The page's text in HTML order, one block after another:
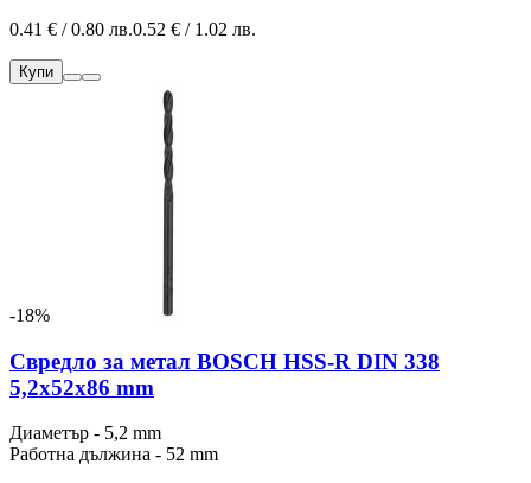
0.41 € / 0.80 лв.0.52 € / 1.02 лв.
Купи
-18%
Свредло за метал BOSCH HSS-R DIN 338
5,2x52x86 mm
Диаметър - 5,2 mm
Работна дължина - 52 mm